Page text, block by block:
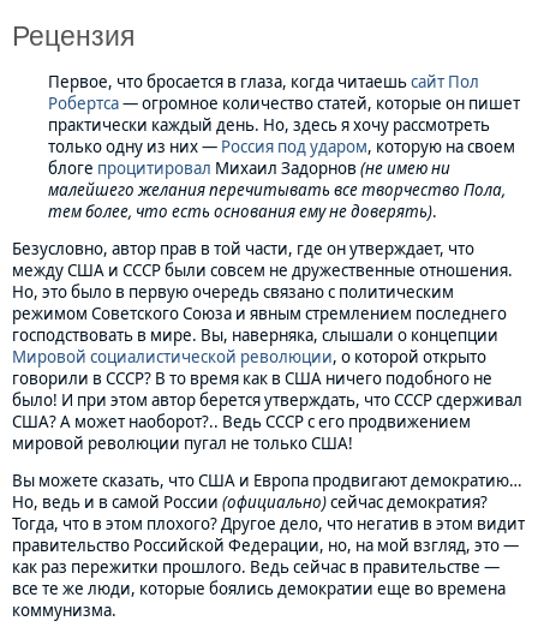
Рецензия
Первое, что бросается в глаза, когда читаешьсайт Пол
Робертса— огромное количество статей, которые он пишет
практически каждый день. Но, здесь я хочу рассмотреть
только одну из них — Россия под ударом, которую на своем
блоге процитировал Михаил Задорнов (не имею ни
малейшего желания перечитывать все творчество Пола,
тем более, что есть основания ему не доверять).
Безусловно, автор прав в той части, где он утверждает, что
между США и СССР были совсем не дружественные отношения.
Но, это было в первую очередь связано с политическим
режимом Советского Союза и явным стремлением последнего
господствовать в мире. Вы, наверняка, слышали о концепции
Мировой социалистической революции, о которой открыто
говорили в СССР? В то время как в США ничего подобного не
было! И при этом автор берется утверждать, что СССР сдерживал
США? А может наоборот?.. Ведь СССР с его продвижением
мировой революции пугал не только США!
Вы можете сказать, что США и Европа продвигают демократию…
Но, ведь и в самой России (официально)сейчас демократия?
Тогда, что в этом плохого? Другое дело, что негатив в этом видит
правительство Российской Федерации, но, на мой взгляд, это —
как раз пережитки прошлого. Ведь сейчас в правительстве —
все те же люди, которые боялись демократии еще во времена
коммунизма.